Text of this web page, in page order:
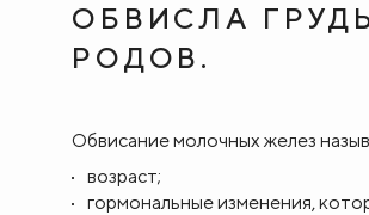
ОБВИСЛА
РОДОВ.
Обвисание молочных желез
возраст;
гормональные изменения,